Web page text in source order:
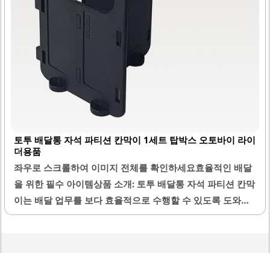
할 수 있습니다. 자석 파티션은 여러 개의 물품을 동시에..
토투 배달통 자석 파티션 칸막이 1세트 탑박스 오토바이 라이
더용품
좌우로 스크롤하여 이미지 전체를 확인하세요효율적인 배달
을 위한 필수 아이템상품 소개: 토투 배달통 자석 파티션 칸막
이는 배달 업무를 보다 효율적으로 수행할 수 있도록 도와주
는 제품입니다. 이 제품은 자석 방식으로 설치가 간편하며, 위